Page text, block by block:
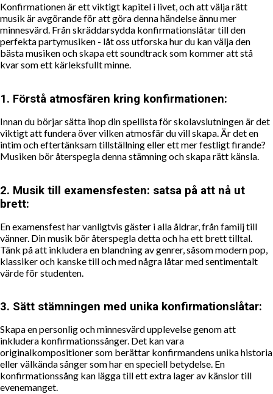
Konfirmationen är ett viktigt kapitel i livet, och att välja rätt
musik är avgörande för att göra denna händelse ännu mer
minnesvärd. Från skräddarsydda konfirmationslåtar till den
perfekta partymusiken - låt oss utforska hur du kan välja den
bästa musiken och skapa ett soundtrack som kommer att stå
kvar som ett kärleksfullt minne.
1. Förstå atmosfären kring konfirmationen:
Innan du börjar sätta ihop din spellista för skolavslutningen är det
viktigt att fundera över vilken atmosfär du vill skapa. Är det en
intim och eftertänksam tillställning eller ett mer festligt firande?
Musiken bör återspegla denna stämning och skapa rätt känsla.
2. Musik till examensfesten: satsa på att nå ut
brett:
En examensfest har vanligtvis gäster i alla åldrar, från familj till
vänner. Din musik bör återspegla detta och ha ett brett tilltal.
Tänk på att inkludera en blandning av genrer, såsom modern pop,
klassiker och kanske till och med några låtar med sentimentalt
värde för studenten.
3. Sätt stämningen med unika konfirmationslåtar:
Skapa en personlig och minnesvärd upplevelse genom att
inkludera konfirmationssånger. Det kan vara
originalkompositioner som berättar konfirmandens unika historia
eller välkända sånger som har en speciell betydelse. En
konfirmationssång kan lägga till ett extra lager av känslor till
evenemanget.